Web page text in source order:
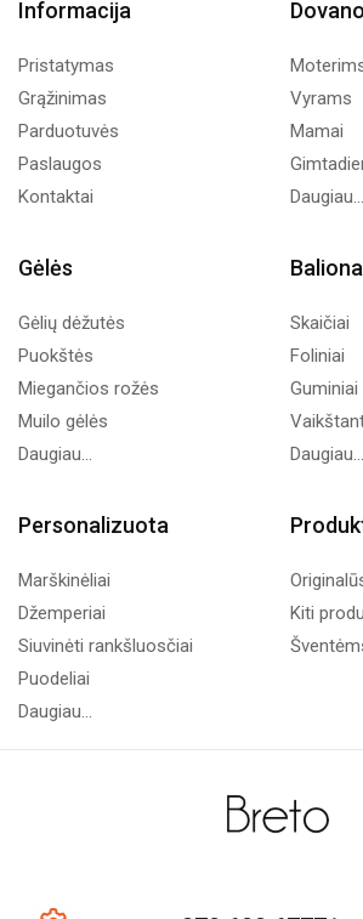
Informacija
Pristatymas
Grąžinimas
Parduotuvės
Paslaugos
Kontaktai
Vyrams
Mamai
Daugiau...
Gėlės
Gėlių dėžutės
Puokštės
Miegančios rožės
Muilo gėlės
Daugiau...
Skaičiai
Foliniai
Guminiai
Daugiau...
Personalizuota
Marškinėliai
Džemperiai
Siuvinėti rankšluosčiai
Puodeliai
Daugiau...
Kiti